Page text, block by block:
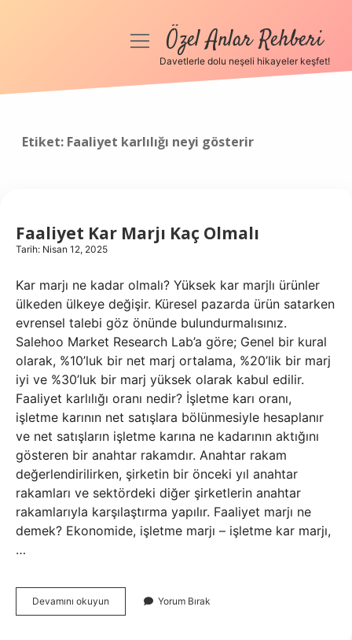
Anasayfa
menüyüÖzel Anlar Rehberi
Davetlerle dolu neşeli hikayeler keşfet!
Etiket: Faaliyet karlılığı neyi gösterir
Faaliyet Kar Marjı Kaç Olmalı
Tarih: Nisan 12, 2025
Kar marjı ne kadar olmalı? Yüksek kar marjlı ürünler
ülkeden ülkeye değişir. Küresel pazarda ürün satarken
evrensel talebi göz önünde bulundurmalısınız.
Salehoo Market Research Lab’a göre; Genel bir kural
olarak, %10’luk bir net marj ortalama, %20’lik bir marj
iyi ve %30’luk bir marj yüksek olarak kabul edilir.
Faaliyet karlılığı oranı nedir? İşletme karı oranı,
işletme karının net satışlara bölünmesiyle hesaplanır
ve net satışların işletme karına ne kadarının aktığını
gösteren bir anahtar rakamdır. Anahtar rakam
değerlendirilirken, şirketin bir önceki yıl anahtar
rakamları ve sektördeki diğer şirketlerin anahtar
rakamlarıyla karşılaştırma yapılır. Faaliyet marjı ne
demek? Ekonomide, işletme marjı – işletme kar marjı,
…
Devamını okuyun
Kar
Yorum Bırak